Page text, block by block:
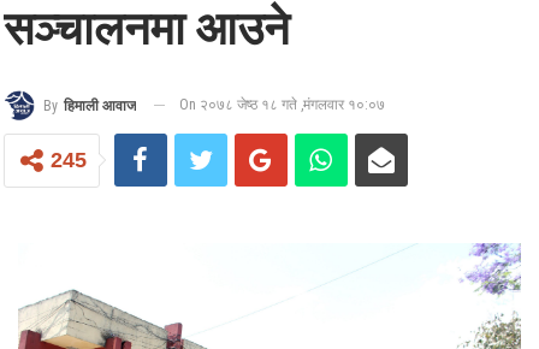
सञ्चालनमा आउने
By हिमाली आवाज On २०७८ जेष्ठ १८ गते ,मंगलवार १०:०७
245